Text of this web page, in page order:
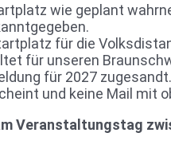
wie geplant
für die
für unseren
für 2027 zugesandt.
und keine Mail mit
Veranstaltungstag